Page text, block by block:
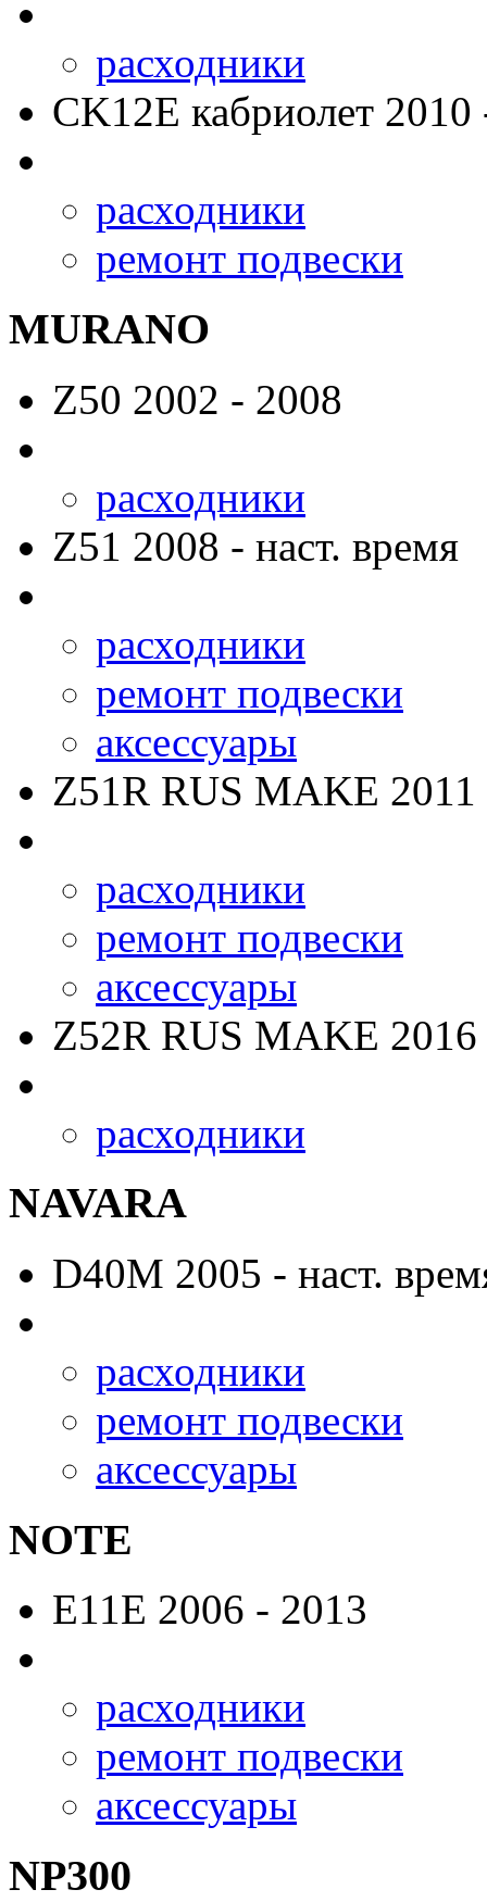
расходники
CK12E кабриолет 2010
расходники
ремонт подвески
MURANO
Z50 2002 - 2008
расходники
Z51 2008 - наст. время
расходники
ремонт подвески
аксессуары
Z51R RUS MAKE 2011
расходники
ремонт подвески
аксессуары
Z52R RUS MAKE 2016
расходники
NAVARA
D40M 2005 - наст.
расходники
ремонт подвески
аксессуары
NOTE
E11E 2006 - 2013
расходники
ремонт подвески
аксессуары
NP300